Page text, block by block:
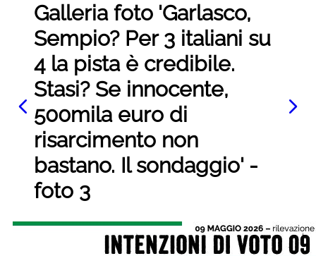
Galleria foto 'Garlasco,
Sempio? Per 3 italiani su
4 la pista è credibile.
Stasi? Se innocente,
500mila euro di
risarcimento non
bastano. Il sondaggio' -
foto 3